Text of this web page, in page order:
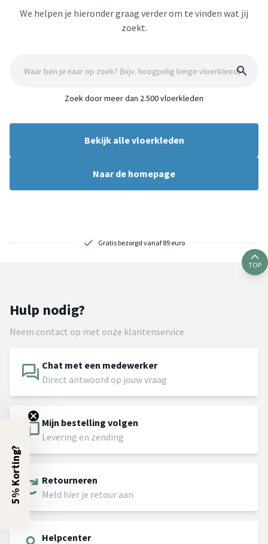
We helpen je hieronder graag verder om te vinden wat jij
zoekt.
Zoek door meer dan 2.500 vloerkleden
Bekijk alle vloerkleden
Naar de homepage
Gratis bezorgd vanaf 89 euro
TOP
Hulp nodig?
Neem contact op met onze klantenservice
Chat met een medewerker
Direct antwoord op jouw vraag
Mijn bestelling volgen
Levering en zending
Retourneren
Meld hier je retour aan
Helpcenter
5% Korting?